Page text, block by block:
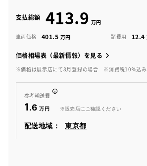
支払総額 413.9
車両価格 401.5 諸費用 12.4
価格相場表（最新情報）を見る
※価格は展示店にて8月登録の場合 ※消費税10%込み
参考輸送費
1.6 ※販売店にご確認ください
配送地域： 東京都